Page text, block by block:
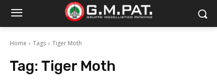
Home Tags Tiger Moth
Tag: Tiger Moth